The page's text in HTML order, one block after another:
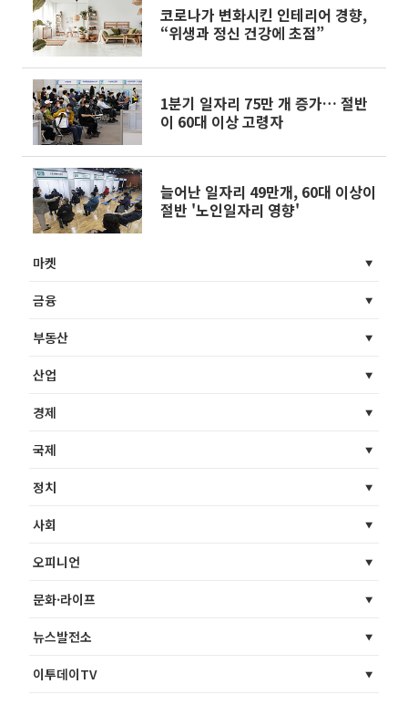
코로나가 변화시킨 인테리어 경향,
“위생과 정신 건강에 초점”
1분기 일자리 75만 개 증가… 절반
이 60대 이상 고령자
늘어난 일자리 49만개, 60대 이상이
절반 '노인일자리 영향'
마켓
금융
부동산
산업
경제
국제
정치
사회
오피니언
문화·라이프
뉴스발전소
이투데이TV